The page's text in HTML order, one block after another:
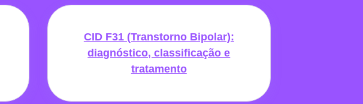
CID F31 (Transtorno Bipolar):
diagnóstico, classificação e
tratamento